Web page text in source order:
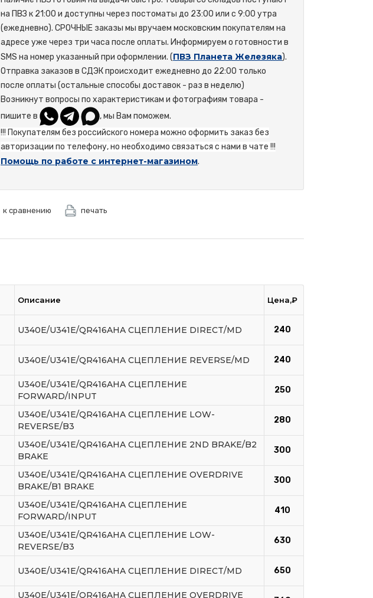
на ПВЗ к 21:00 и доступны через постоматы до 23:00 или с 9:00 утра
(ежедневно). СРОЧНЫЕ заказы мы вручаем московским покупателям на
адресе уже через три часа после оплаты. Информируем о готовности в
SMS на номер указанный при оформлении. (ПВЗ Планета Железяка).
Отправка заказов в СДЭК происходит ежедневно до 22:00 только
после оплаты (остальные способы доставок - раз в неделю)
Возникнут вопросы по характеристикам и фотографиям товара -
пишите в
, мы Вам поможем.
!!! Покупателям без российского номера можно оформить заказ без
авторизации по телефону, но необходимо связаться с нами в чате !!!
Помощь по работе с интернет-магазином.
к сравнению печать
Описание Цена,₽
U340E/U341E/QR416AHA СЦЕПЛЕНИЕ DIRECT/MD 240
U340E/U341E/QR416AHA СЦЕПЛЕНИЕ REVERSE/MD 240
U340E/U341E/QR416AHA СЦЕПЛЕНИЕ
FORWARD/INPUT
250
U340E/U341E/QR416AHA СЦЕПЛЕНИЕ LOW-
REVERSE/B3
280
U340E/U341E/QR416AHA СЦЕПЛЕНИЕ 2ND BRAKE/B2
BRAKE
300
U340E/U341E/QR416AHA СЦЕПЛЕНИЕ OVERDRIVE
BRAKE/B1 BRAKE
300
U340E/U341E/QR416AHA СЦЕПЛЕНИЕ
FORWARD/INPUT
410
U340E/U341E/QR416AHA СЦЕПЛЕНИЕ LOW-
REVERSE/B3
630
U340E/U341E/QR416AHA СЦЕПЛЕНИЕ DIRECT/MD 650
U340E/U341E/QR416AHA СЦЕПЛЕНИЕ OVERDRIVE